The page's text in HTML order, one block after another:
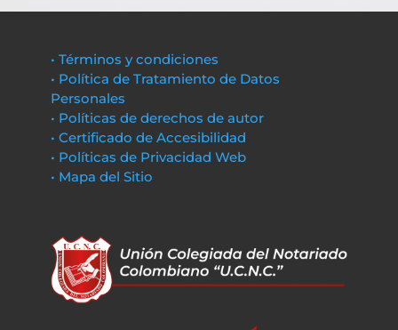
• Términos y condiciones
• Política de Tratamiento de Datos
Personales
• Políticas de derechos de autor
• Certificado de Accesibilidad
• Políticas de Privacidad Web
• Mapa del Sitio